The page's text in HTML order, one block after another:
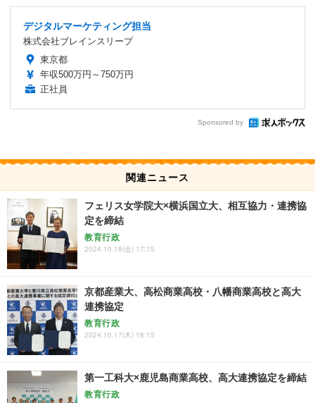
デジタルマーケティング担当
株式会社ブレインスリープ
東京都
年収500万円～750万円
正社員
Sponsored by
関連ニュース
フェリス女学院大×横浜国立大、相互協力・連携協
定を締結
教育行政
2024.10.18(金) 17:15
京都産業大、高松商業高校・八幡商業高校と高大
連携協定
教育行政
2024.10.17(木) 18:15
第一工科大×鹿児島商業高校、高大連携協定を締結
教育行政